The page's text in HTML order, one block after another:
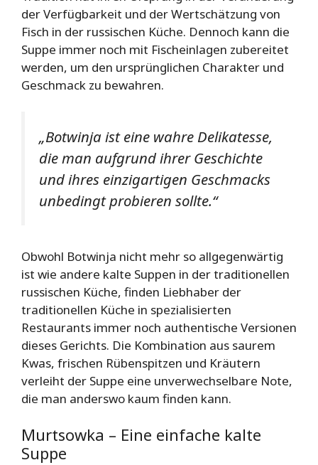
der Verfügbarkeit und der Wertschätzung von
Fisch in der russischen Küche. Dennoch kann die
Suppe immer noch mit Fischeinlagen zubereitet
werden, um den ursprünglichen Charakter und
Geschmack zu bewahren.
„Botwinja ist eine wahre Delikatesse,
die man aufgrund ihrer Geschichte
und ihres einzigartigen Geschmacks
unbedingt probieren sollte.“
Obwohl Botwinja nicht mehr so allgegenwärtig
ist wie andere kalte Suppen in der traditionellen
russischen Küche, finden Liebhaber der
traditionellen Küche in spezialisierten
Restaurants immer noch authentische Versionen
dieses Gerichts. Die Kombination aus saurem
Kwas, frischen Rübenspitzen und Kräutern
verleiht der Suppe eine unverwechselbare Note,
die man anderswo kaum finden kann.
Murtsowka – Eine einfache kalte
Suppe